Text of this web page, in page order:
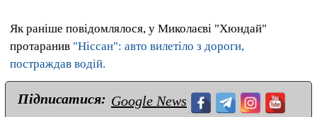
Як раніше повідомлялося, у Миколаєві "Хюндай"
протаранив "Ніссан": авто вилетіло з дороги,
постраждав водій.
Підписатися: Google News